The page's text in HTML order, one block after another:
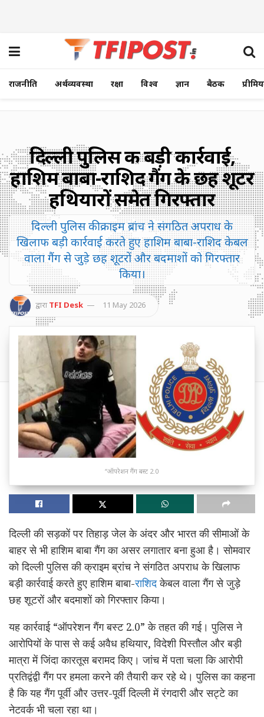
राजनीति अर्थव्यवस्था रक्षा विश्व ज्ञान बैठक
दिल्ली पुलिस की बड़ी कार्रवाई,
हाशिम बाबा-राशिद गैंग के छह शूटर
हथियारों समेत गिरफ्तार
दिल्ली पुलिस की क्राइम ब्रांच ने संगठित अपराध के
खिलाफ बड़ी कार्रवाई करते हुए हाशिम बाबा-राशिद केबल
वाला गैंग से जुड़े छह शूटरों और बदमाशों को गिरफ्तार
किया।
द्वारा TFI Desk 11 May 2026
“ऑपरेशन गैंग बस्ट 2.0
दिल्ली की सड़कों पर तिहाड़ जेल के अंदर और भारत की सीमाओं के
बाहर से भी हाशिम बाबा गैंग का असर लगातार बना हुआ है। सोमवार
को दिल्ली पुलिस की क्राइम ब्रांच ने संगठित अपराध के खिलाफ
बड़ी कार्रवाई करते हुए हाशिम बाबा-राशिदकेबल वाला गैंग से जुड़े
छह शूटरों और बदमाशों को गिरफ्तार किया।
यह कार्रवाई “ऑपरेशन गैंग बस्ट 2.0” के तहत की गई। पुलिस ने
आरोपियों के पास से कई अवैध हथियार, विदेशी पिस्तौल और बड़ी
मात्रा में जिंदा कारतूस बरामद किए। जांच में पता चला कि आरोपी
प्रतिद्वंद्वी गैंग पर हमला करने की तैयारी कर रहे थे। पुलिस का कहना
है कि यह गैंग पूर्वी और उत्तर-पूर्वी दिल्ली में रंगदारी और सट्टे का
नेटवर्क भी चला रहा था।